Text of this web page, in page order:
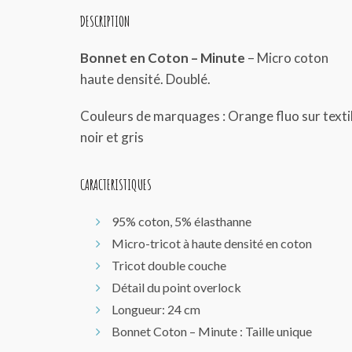
DESCRIPTION
Bonnet en Coton – Minute – Micro coton
haute densité. Doublé.
Couleurs de marquages : Orange fluo sur
noir et gris
CARACTERISTIQUES
95% coton, 5% élasthanne
Micro-tricot à haute densité en coton
Tricot double couche
Détail du point overlock
Longueur: 24 cm
Bonnet Coton – Minute : Taille unique